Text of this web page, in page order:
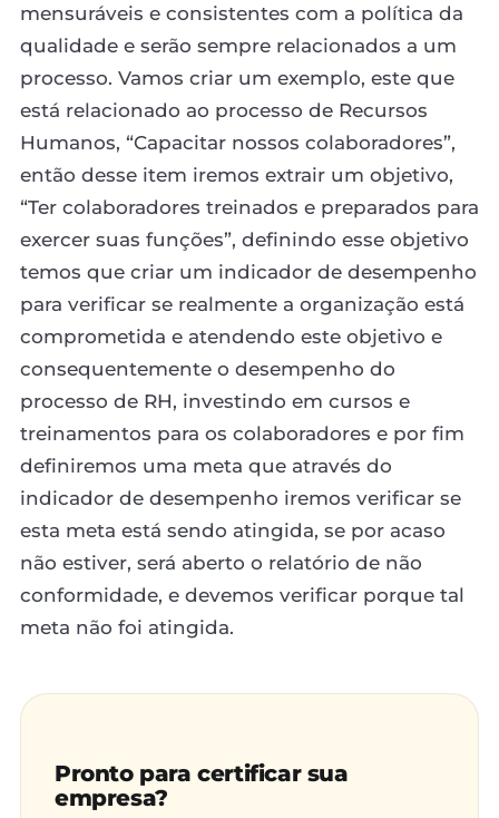
mensuráveis e consistentes com a política da
qualidade e serão sempre relacionados a um
processo. Vamos criar um exemplo, este que
está relacionado ao processo de Recursos
Humanos, “Capacitar nossos colaboradores”,
então desse item iremos extrair um objetivo,
“Ter colaboradores treinados e preparados para
exercer suas funções”, definindo esse objetivo
temos que criar um indicador de desempenho
para verificar se realmente a organização está
comprometida e atendendo este objetivo e
consequentemente o desempenho do
processo de RH, investindo em cursos e
treinamentos para os colaboradores e por fim
definiremos uma meta que através do
indicador de desempenho iremos verificar se
esta meta está sendo atingida, se por acaso
não estiver, será aberto o relatório de não
conformidade, e devemos verificar porque tal
meta não foi atingida.
Pronto para certificar sua
empresa?